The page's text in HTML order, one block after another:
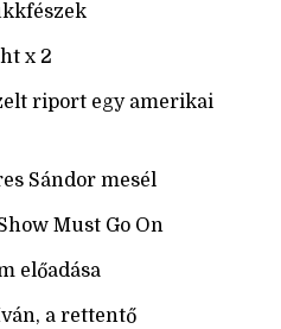
x 2
riport egy amerikai
Sándor mesél
Must Go On
előadása
a rettentő